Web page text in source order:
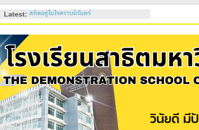
Latest:
สถิตอยู่ในใจตราบนิรันดร์
ค่ายอบรมภาวะผู้นำนักเรียน ประจำปีการศึกษา
2569
วันสถาปนาโรงเรียนสาธิต 2569
ค่ายคุณธรรม จริยธรรม นักเรียนใหม่ 2569
ค่ายปรับพื้นฐานนักเรียนใหม่ 2569 (ม.1 และ
ม.4)